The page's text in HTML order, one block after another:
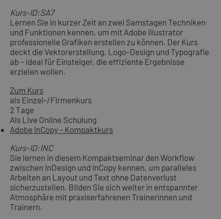
Kurs-ID:SA7
Lernen Sie in kurzer Zeit an zwei Samstagen Techniken
und Funktionen kennen, um mit Adobe Illustrator
professionelle Grafiken erstellen zu können. Der Kurs
deckt die Vektorerstellung, Logo-Design und Typografie
ab – ideal für Einsteiger, die effiziente Ergebnisse
erzielen wollen.
Zum Kurs
als Einzel-/Firmenkurs
2 Tage
Als Live Online Schulung
Adobe InCopy - Kompaktkurs
Kurs-ID:INC
Sie lernen in diesem Kompaktseminar den Workflow
zwischen InDesign und InCopy kennen, um paralleles
Arbeiten an Layout und Text ohne Datenverlust
sicherzustellen. Bilden Sie sich weiter in entspannter
Atmosphäre mit praxiserfahrenen Trainerinnen und
Trainern.